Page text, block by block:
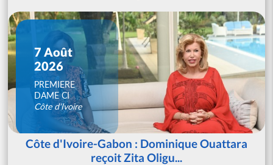
7 Août
2026
PREMIERE
DAME CI
Côte d'Ivoire
Côte d'Ivoire-Gabon : Dominique Ouattara
reçoit Zita Oligu...